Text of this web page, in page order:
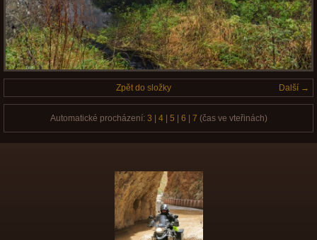
Další →
Zpět do složky
Automatické procházení: 3 4| 5 6 7 (čas ve vteřinách)